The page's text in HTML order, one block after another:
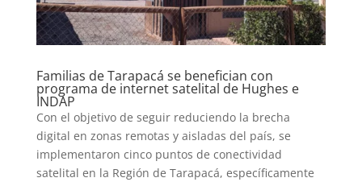
Familias de Tarapacá se benefician con
programa de internet satelital de Hughes e
INDAP
Con el objetivo de seguir reduciendo la brecha
digital en zonas remotas y aisladas del país, se
implementaron cinco puntos de conectividad
satelital en la Región de Tarapacá, específicamente